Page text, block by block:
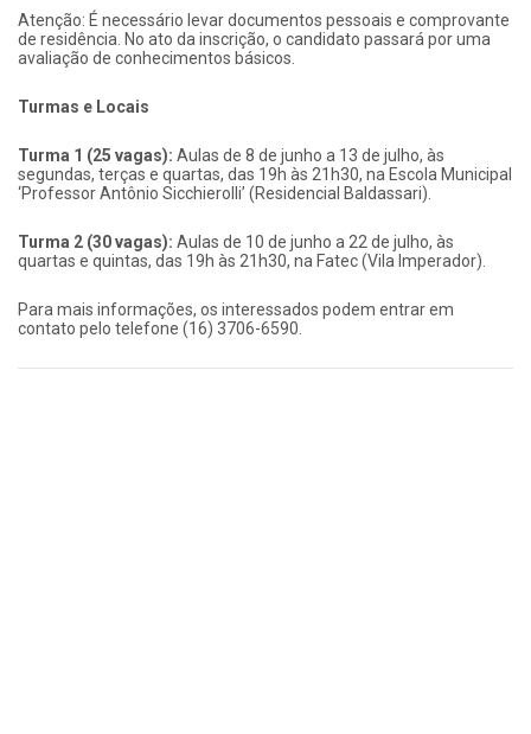
Atenção: É necessário levar documentos pessoais e comprovante
de residência. No ato da inscrição, o candidato passará por uma
avaliação de conhecimentos básicos.
Turmas e Locais
Turma 1 (25 vagas): Aulas de 8 de junho a 13 de julho, às
segundas, terças e quartas, das 19h às 21h30, na Escola Municipal
‘Professor Antônio Sicchierolli’ (Residencial Baldassari).
Turma 2 (30 vagas): Aulas de 10 de junho a 22 de julho, às
quartas e quintas, das 19h às 21h30, na Fatec (Vila Imperador).
Para mais informações, os interessados podem entrar em
contato pelo telefone (16) 3706-6590.